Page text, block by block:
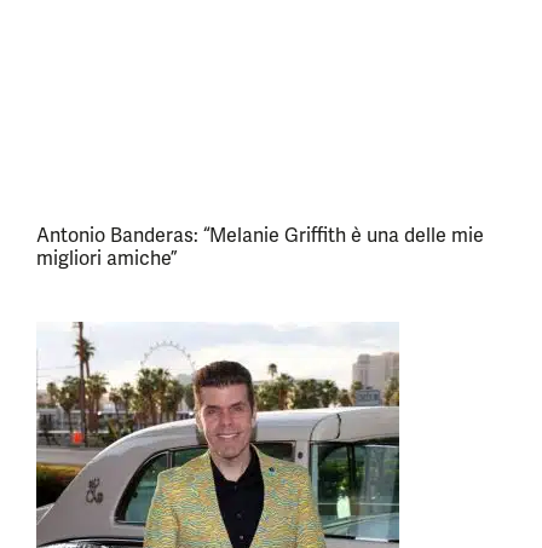
Antonio Banderas: “Melanie Griffith è una delle mie
migliori amiche”